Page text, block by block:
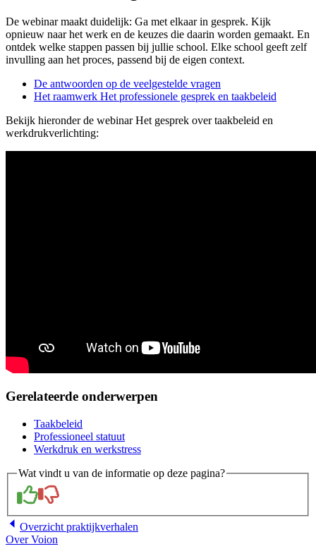
De webinar maakt duidelijk: Ga met elkaar in gesprek. Kijk
opnieuw naar het werk en de keuzes die daarin worden gemaakt. En
ontdek welke stappen passen bij jullie school. Elke school geeft zelf
invulling aan het proces, passend bij de eigen context.
De antwoorden op de veelgestelde vragen
Het raamwerk Het professionele gesprek en taakbeleid
Bekijk hieronder de webinar Het gesprek over taakbeleid en
werkdrukverlichting:
Gerelateerde onderwerpen
Taakbeleid
Professioneel statuut
Werkdruk en werkstress
Wat vindt u van de informatie op deze pagina?
Overzicht praktijkverhalen
Over Voion